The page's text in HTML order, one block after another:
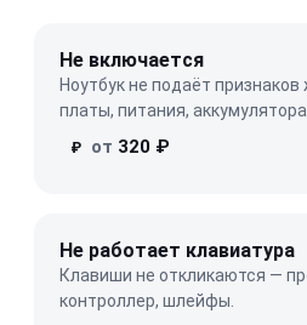
Не включается
Ноутбук не подаёт
платы, питания, аккумулятора.
₽ от 320 ₽
Не работает клавиатура
Клавиши не откликаются —
контроллер, шлейфы.